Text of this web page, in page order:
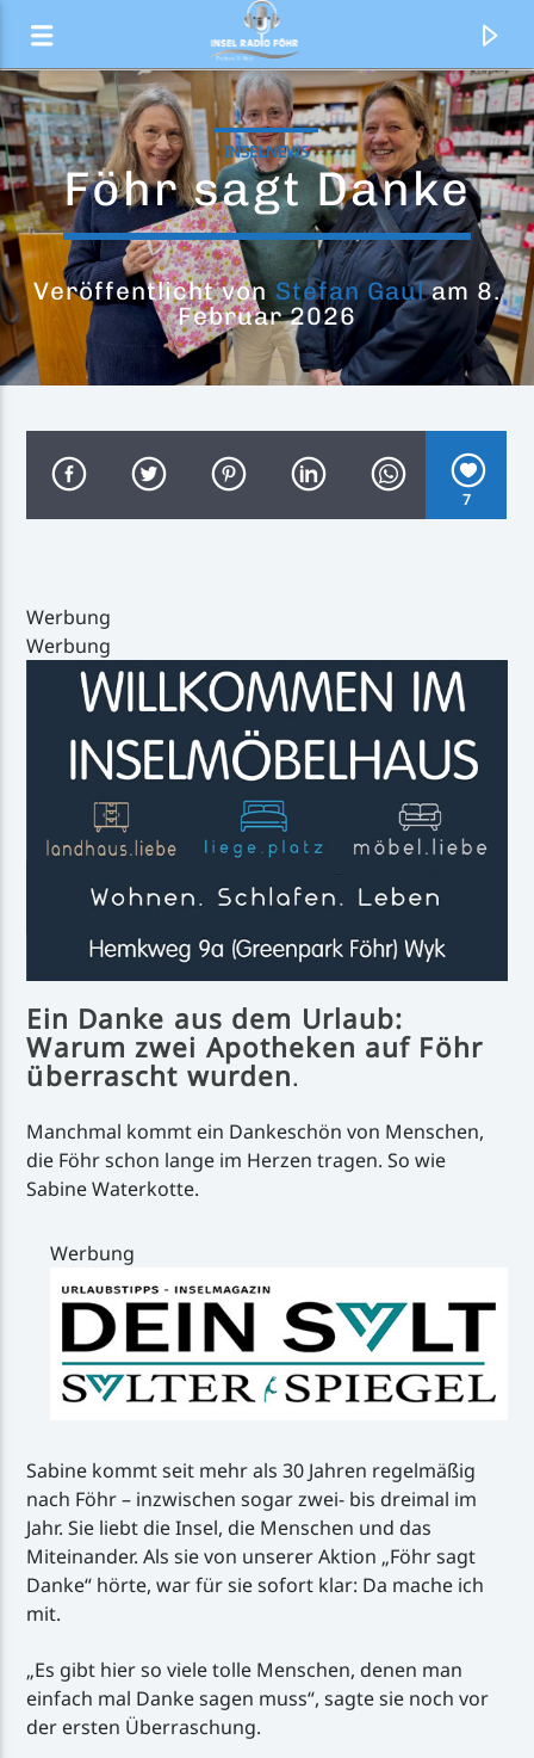
Iconic
A*Teens
Inselradio Föhr
Handystream
INSELNEWS
Föhr sagt Danke
Veröffentlicht von Stefan Gaulam 8.
Februar 2026
7
Werbung
Werbung
Ein Danke aus dem Urlaub:
Warum zwei Apotheken auf Föhr
überrascht wurden.
Manchmal kommt ein Dankeschön von Menschen,
die Föhr schon lange im Herzen tragen. So wie
Sabine Waterkotte.
Werbung
Sabine kommt seit mehr als 30 Jahren regelmäßig
nach Föhr – inzwischen sogar zwei- bis dreimal im
Jahr. Sie liebt die Insel, die Menschen und das
Miteinander. Als sie von unserer Aktion „Föhr sagt
Danke“ hörte, war für sie sofort klar: Da mache ich
mit.
„Es gibt hier so viele tolle Menschen, denen man
einfach mal Danke sagen muss“, sagte sie noch vor
der ersten Überraschung.